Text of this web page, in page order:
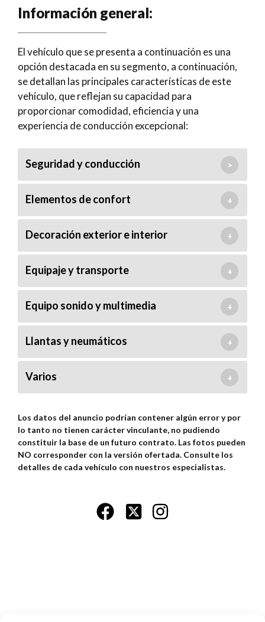
Información general:
El vehículo que se presenta a continuación es una
opción destacada en su segmento, a continuación,
se detallan las principales características de este
vehículo, que reflejan su capacidad para
proporcionar comodidad, eficiencia y una
experiencia de conducción excepcional:
>
Seguridad y conducción
+
Elementos de confort
+
Decoración exterior e interior
+
Equipaje y transporte
+
Equipo sonido y multimedia
+
Llantas y neumáticos
+
Varios
Los datos del anuncio podrían contener algún error y por
lo tanto no tienen carácter vinculante, no pudiendo
constituir la base de un futuro contrato. Las fotos pueden
NO corresponder con la versión ofertada. Consulte los
detalles de cada vehículo con nuestros especialistas.